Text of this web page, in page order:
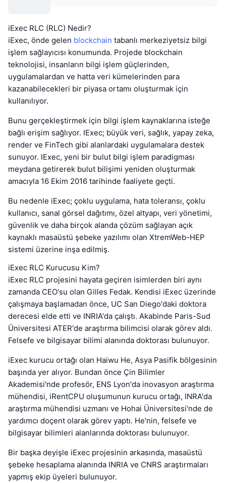
iExec RLC (RLC) Nedir?
iExec, önde gelen blockchain tabanlı merkeziyetsiz bilgi
işlem sağlayıcısı konumunda. Projede blockchain
teknolojisi, insanların bilgi işlem güçlerinden,
uygulamalardan ve hatta veri kümelerinden para
kazanabilecekleri bir piyasa ortamı oluşturmak için
kullanılıyor.
Bunu gerçekleştirmek için bilgi işlem kaynaklarına isteğe
bağlı erişim sağlıyor. IExec; büyük veri, sağlık, yapay zeka,
render ve FinTech gibi alanlardaki uygulamalara destek
sunuyor. IExec, yeni bir bulut bilgi işlem paradigması
meydana getirerek bulut bilişimi yeniden oluşturmak
amacıyla 16 Ekim 2016 tarihinde faaliyete geçti.
Bu nedenle iExec; çoklu uygulama, hata toleransı, çoklu
kullanıcı, sanal görsel dağıtımı, özel altyapı, veri yönetimi,
güvenlik ve daha birçok alanda çözüm sağlayan açık
kaynaklı masaüstü şebeke yazılımı olan XtremWeb-HEP
sistemi üzerine inşa edilmiş.
iExec RLC Kurucusu Kim?
iExec RLC projesini hayata geçiren isimlerden biri aynı
zamanda CEO'su olan Gilles Fedak. Kendisi iExec üzerinde
çalışmaya başlamadan önce, UC San Diego'daki doktora
derecesi elde etti ve INRIA'da çalıştı. Akabinde Paris-Sud
Üniversitesi ATER'de araştırma bilimcisi olarak görev aldı.
Felsefe ve bilgisayar bilimi alanında doktorası bulunuyor.
iExec kurucu ortağı olan Haiwu He, Asya Pasifik bölgesinin
başında yer alıyor. Bundan önce Çin Bilimler
Akademisi'nde profesör, ENS Lyon'da inovasyon araştırma
mühendisi, iRentCPU oluşumunun kurucu ortağı, INRA'da
araştırma mühendisi uzmanı ve Hohai Üniversitesi'nde de
yardımcı doçent olarak görev yaptı. He'nin, felsefe ve
bilgisayar bilimleri alanlarında doktorası bulunuyor.
Bir başka deyişle iExec projesinin arkasında, masaüstü
şebeke hesaplama alanında INRIA ve CNRS araştırmaları
yapmış ekip üyeleri bulunuyor.